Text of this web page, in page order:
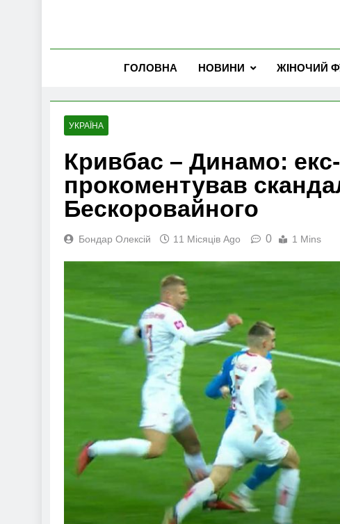
ГОЛОВНА НОВИНИ ЖІНОЧИЙ
УКРАЇНА
Кривбас – Динамо:
прокоментував
Бескоровайного
Бондар Олексій 11 Місяців Ago 0 1 Mins